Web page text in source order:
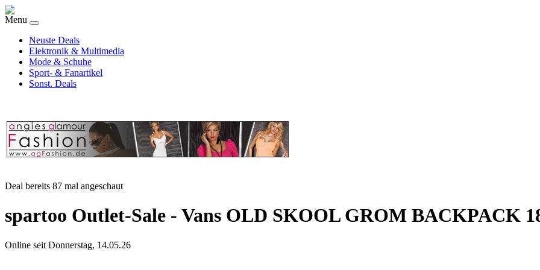
Menu
Neuste Deals
Elektronik & Multimedia
Mode & Schuhe
Sport- & Fanartikel
Sonst. Deals
Deal bereits 87 mal angeschaut
spartoo Outlet-Sale - Vans OLD SKOOL GROM BACKPACK
Online seit Donnerstag, 14.05.26